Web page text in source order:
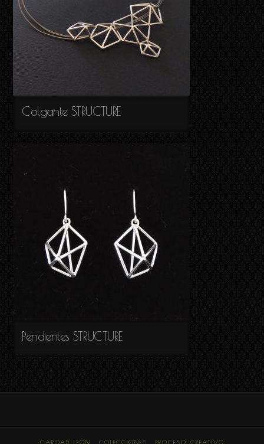
Colgante STRUCTURE
Pendientes STRUCTURE
CARIDAD LEÓN COLECCIONES PROCESO CREATIVO